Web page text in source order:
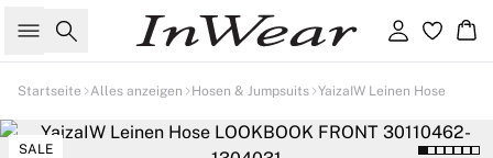
Suche Einloggen
Startseite Alles anzeigen Hosen & Jumpsuits YaizaIW Leinen Hose
SALE